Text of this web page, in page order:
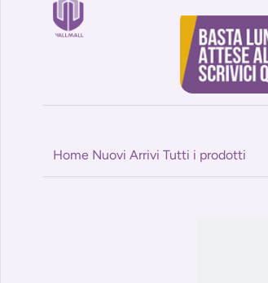
Home Nuovi Arrivi Tutti i prodotti